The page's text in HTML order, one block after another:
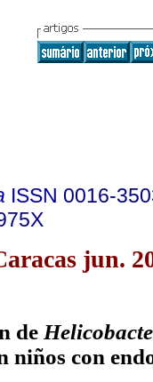
ISSN 0016-
jun.
de
niños con